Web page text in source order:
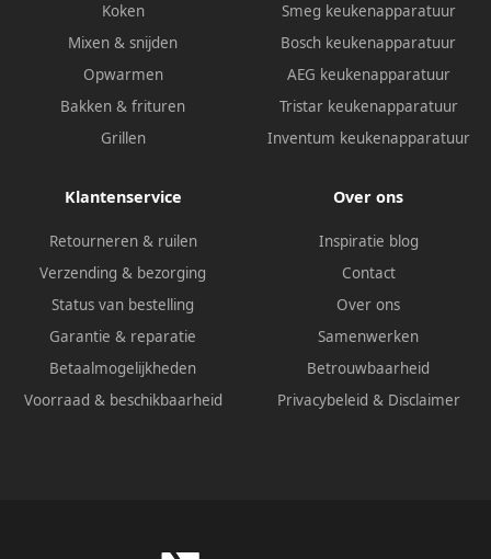
Koken
Mixen & snijden
Opwarmen
Bakken & frituren
Grillen
Smeg keukenapparatuur
Bosch keukenapparatuur
AEG keukenapparatuur
Tristar keukenapparatuur
Inventum keukenapparatuur
Klantenservice
Retourneren & ruilen
Verzending & bezorging
Status van bestelling
Garantie & reparatie
Betaalmogelijkheden
Voorraad & beschikbaarheid
Over ons
Inspiratie blog
Contact
Over ons
Samenwerken
Betrouwbaarheid
Privacybeleid & Disclaimer